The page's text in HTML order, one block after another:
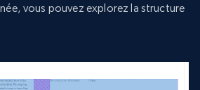
vous pouvez explorez la structure